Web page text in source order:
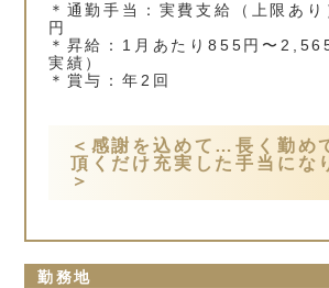
＊通勤手当：実費支給（上限あ
円
＊昇給：1月あたり855円〜
実績）
＊賞与：年2回
＜感謝を込めて…長く勤め
頂くだけ充実した手当にな
＞
勤務地